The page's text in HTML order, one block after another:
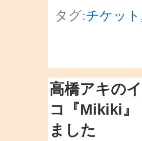
タグ:チケット
高橋アキの
コ『Mikiki
ました